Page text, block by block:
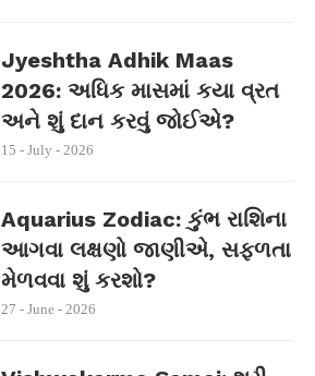
Jyeshtha Adhik Maas
2026: અધિક માસમાં કયા વ્રત
અને શું દાન કરવું જોઈએ?
15 - July - 2026
Aquarius Zodiac: કુંભ રાશિના
આગવા લક્ષણો જાણીએ, સફળતા
મેળવવા શું કરશો?
27 - June - 2026